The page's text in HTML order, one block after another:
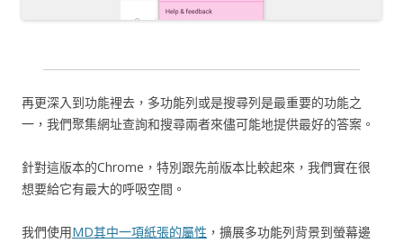
再更深入到功能裡去，多功能列或是搜尋列是最重要的功能之
一，我們聚集網址查詢和搜尋兩者來儘可能地提供最好的答案。
針對這版本的Chrome，特別跟先前版本比較起來，我們實在很
想要給它有最大的呼吸空間。
我們使用MD其中一項紙張的屬性 ，擴展多功能列背景到螢幕邊